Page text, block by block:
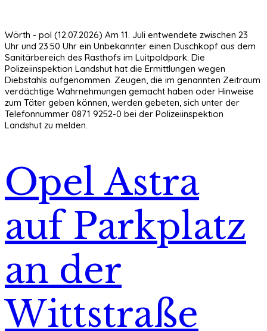
Wörth - pol (12.07.2026) Am 11. Juli entwendete zwischen 23
Uhr und 23:50 Uhr ein Unbekannter einen Duschkopf aus dem
Sanitärbereich des Rasthofs im Luitpoldpark. Die
Polizeiinspektion Landshut hat die Ermittlungen wegen
Diebstahls aufgenommen. Zeugen, die im genannten Zeitraum
verdächtige Wahrnehmungen gemacht haben oder Hinweise
zum Täter geben können, werden gebeten, sich unter der
Telefonnummer 0871 9252-0 bei der Polizeiinspektion
Landshut zu melden.
Opel Astra
auf Parkplatz
an der
Wittstraße